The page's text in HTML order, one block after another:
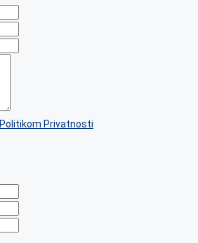
Politikom Privatnosti